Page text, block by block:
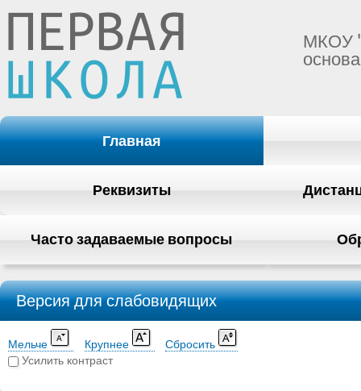
МКОУ
Главная
Реквизиты
Часто задаваемые вопросы
Версия для слабовидящих
Мельче Крупнее
Сбросить
Усилить контраст